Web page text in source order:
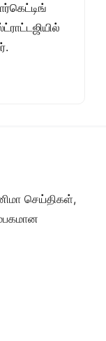
செய்திகள்,